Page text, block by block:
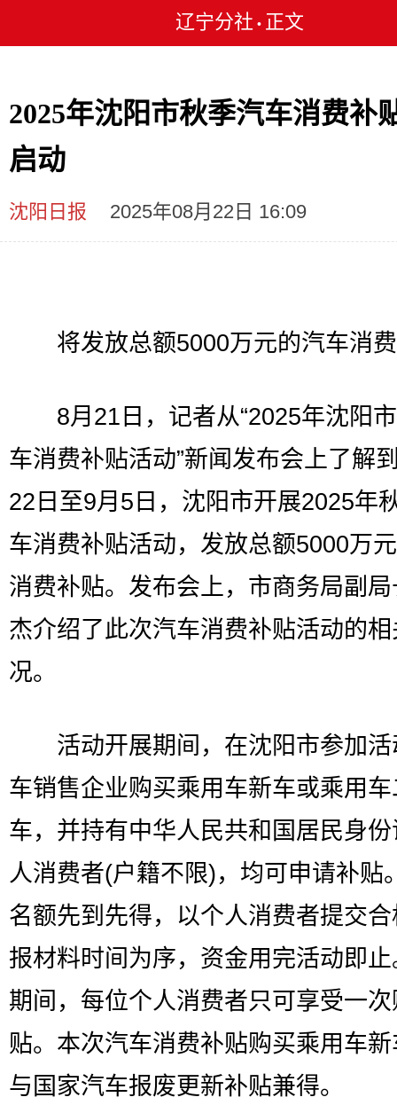
辽宁分社 • 正文
2025年沈阳市秋季汽车消费补
启动
沈阳日报 2025年08月22日 16:09
将发放总额5000万元的汽车消
8月21日，记者从“2025年沈阳
车消费补贴活动”新闻发布会上了解
22日至9月5日，沈阳市开展2025年
车消费补贴活动，发放总额5000万
消费补贴。发布会上，市商务局副
杰介绍了此次汽车消费补贴活动的
况。
活动开展期间，在沈阳市参加活
车销售企业购买乘用车新车或乘用
车，并持有中华人民共和国居民身
人消费者(户籍不限)，均可申请补贴
名额先到先得，以个人消费者提交
报材料时间为序，资金用完活动即
期间，每位个人消费者只可享受一
贴。本次汽车消费补贴购买乘用车
与国家汽车报废更新补贴兼得。